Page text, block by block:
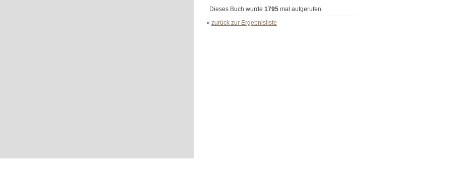
Dieses Buch wurde 1795 mal aufgerufen.
» zurück zur Ergebnisliste